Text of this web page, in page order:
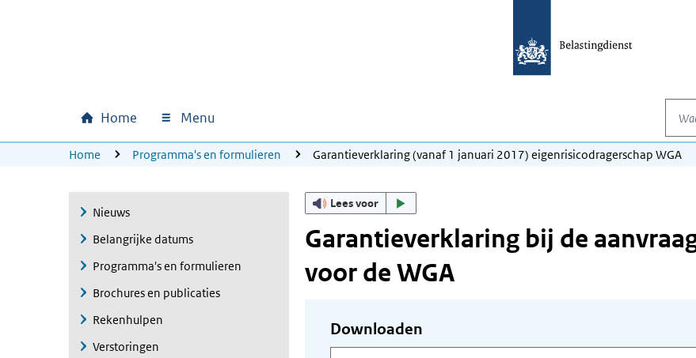
Hoofdnavigatie
Home Menu
U bevindt zich hier:
Home Programma's en formulieren Garantieverklaring (vanaf 1 januari 2017) eigenrisicodragerschap WGA
Nieuws
Belangrijke datums
Programma's en formulieren
Brochures en publicaties
Rekenhulpen
Verstoringen
Lees voor
Garantieverklaring bij de
voor de WGA
Downloaden